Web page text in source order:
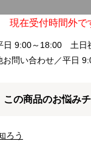
現在受付時間外で
日 9:00～18:00 土日
お問い合わせ／平日
この商品のお悩み
ろう